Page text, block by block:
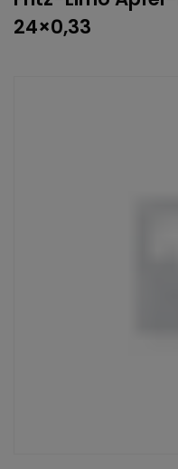
24×0,33